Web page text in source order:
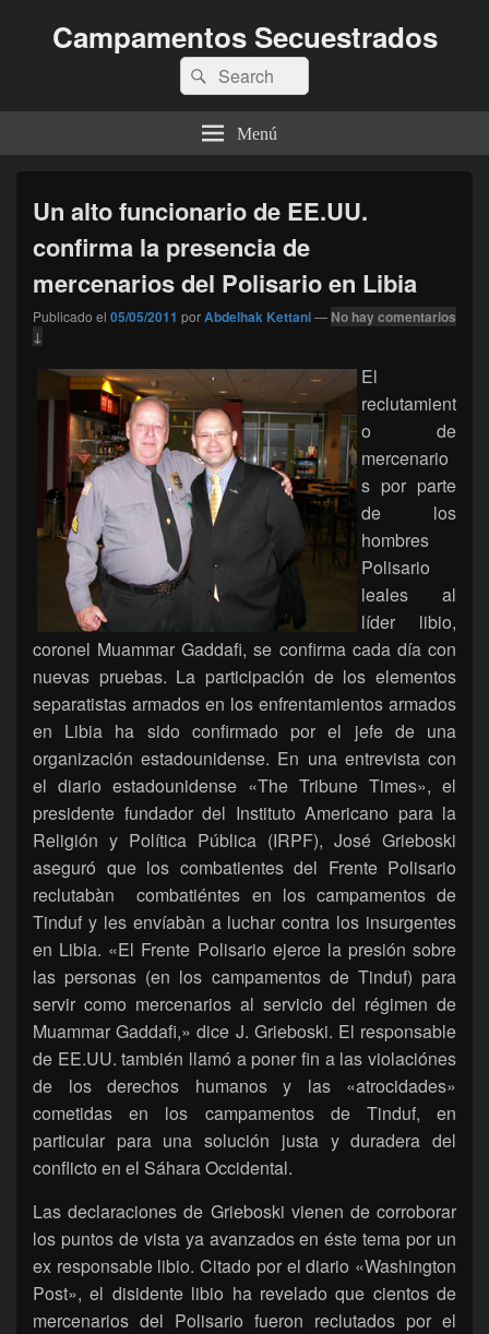
Campamentos Secuestrados
Buscar
por:
Buscar
Menú
Un alto funcionario de EE.UU.
confirma la presencia de
mercenarios del Polisario en Libia
Publicado el 05/05/2011 porAbdelhak Kettani— No hay comentarios
↓
El
reclutamient
o de
mercenario
s por parte
de los
hombres
Polisario
leales al
líder libio,
coronel Muammar Gaddafi, se confirma cada día con
nuevas pruebas. La participación de los elementos
separatistas armados en los enfrentamientos armados
en Libia ha sido confirmado por el jefe de una
organización estadounidense. En una entrevista con
el diario estadounidense «The Tribune Times», el
presidente fundador del Instituto Americano para la
Religión y Política Pública (IRPF), José Grieboski
aseguró que los combatientes del Frente Polisario
reclutabàn combatiéntes en los campamentos de
Tinduf y les envíabàn a luchar contra los insurgentes
en Libia. «El Frente Polisario ejerce la presión sobre
las personas (en los campamentos de Tinduf) para
servir como mercenarios al servicio del régimen de
Muammar Gaddafi,» dice J. Grieboski. El responsable
de EE.UU. también llamó a poner fin a las violaciónes
de los derechos humanos y las «atrocidades»
cometidas en los campamentos de Tinduf, en
particular para una solución justa y duradera del
conflicto en el Sáhara Occidental.
Las declaraciones de Grieboski vienen de corroborar
los puntos de vista ya avanzados en éste tema por un
ex responsable libio. Citado por el diario «Washington
Post», el disidente libio ha revelado que cientos de
mercenarios del Polisario fueron reclutados por el